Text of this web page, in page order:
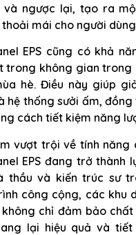
ngược lại, tạo ra
mái cho người
EPS cũng có khả
trong không gian trong
hè. Điều này giúp
hệ thống sưởi ấm,
cách tiết kiệm năng
vượt trội về tính năng
EPS đang trở thành
thầu và kiến trúc sư
công cộng, các khu
không chỉ đảm bảo
lại hiệu quả và